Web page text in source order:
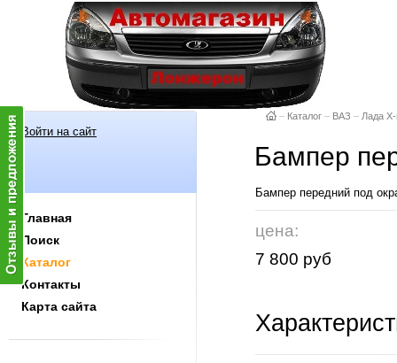
Войти на сайт
Главная
Поиск
Каталог
Контакты
Карта сайта
– Каталог – ВАЗ – Лада
Бампер
Бампер передний под
цена:
7 800 руб